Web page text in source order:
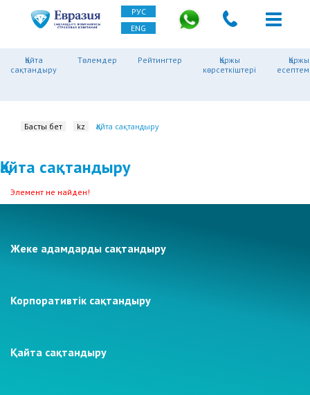
РУС
ENG
Қайта
сақтандыру
Төлемдер Рейтингтер
Қаржы
көрсеткіштері
Қаржы
Басты бет kz Қайта сақтандыру
Қайта сақтандыру
Элемент не найден!
Жеке адамдарды сақтандыру
Корпоративтік сақтандыру
Қайта сақтандыру